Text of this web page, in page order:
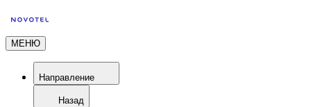
МЕНЮ
Направление
Назад